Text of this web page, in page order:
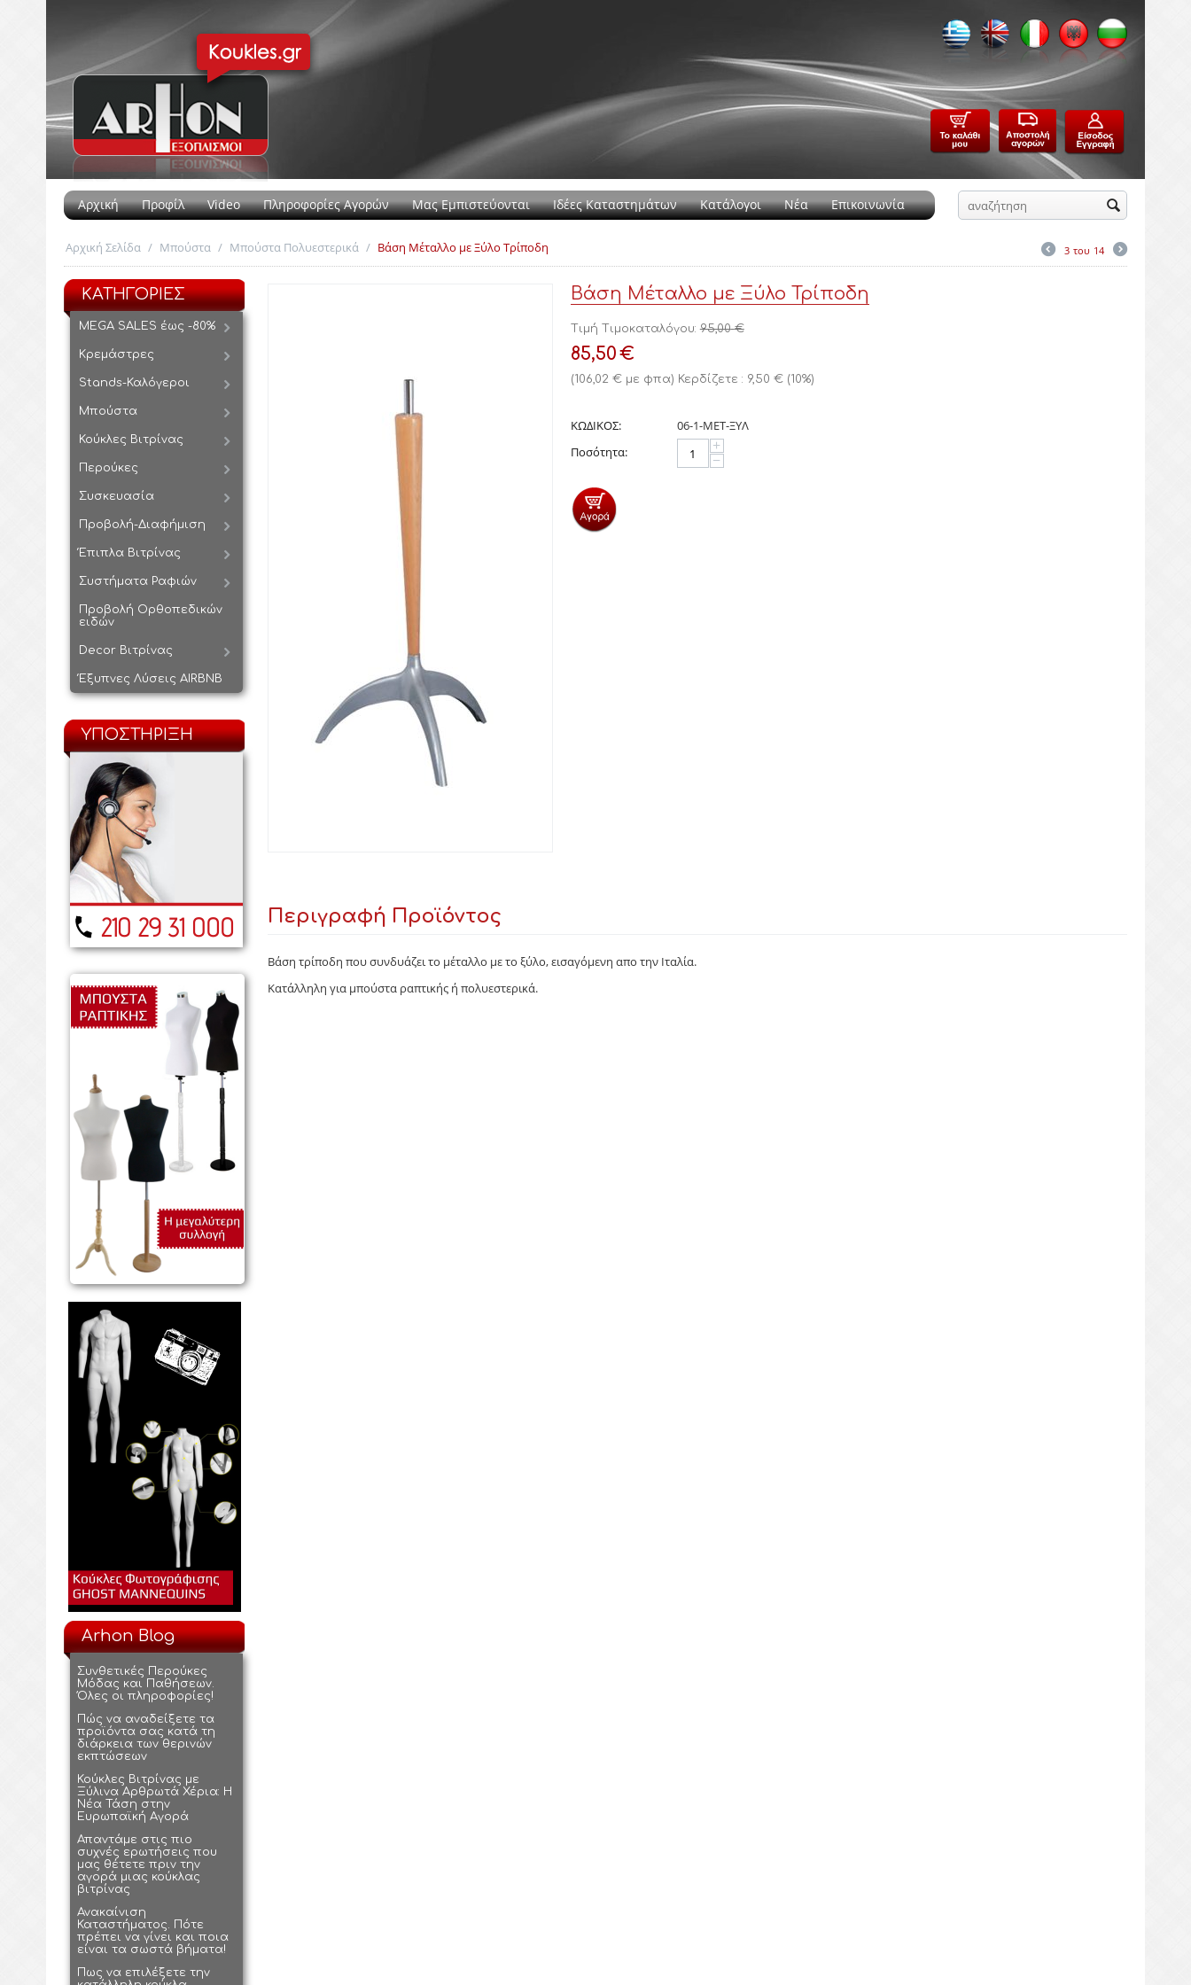
Αρχική Προφίλ Video Πληροφορίες Αγορών Μας Εμπιστεύονται Ιδέες Καταστημάτων Κατάλογοι Νέα Επικοινωνία
Αρχική Σελίδα / Μπούστα / Μπούστα Πολυεστερικά / Βάση Μέταλλο με Ξύλο Τρίποδη 3 του 14
ΚΑΤΗΓΟΡΙΕΣ
MEGA SALES έως -80%
Κρεμάστρες
Stands-Καλόγεροι
Μπούστα
Κούκλες Βιτρίνας
Περούκες
Συσκευασία
Προβολή-Διαφήμιση
Έπιπλα Βιτρίνας
Συστήματα Ραφιών
Προβολή Ορθοπεδικών
ειδών
Decor Βιτρίνας
Έξυπνες Λύσεις AIRBNB
ΥΠΟΣΤΗΡΙΞΗ
Arhon Blog
Συνθετικές Περούκες
Μόδας και Παθήσεων.
Όλες οι πληροφορίες!
Πώς να αναδείξετε τα
προϊόντα σας κατά τη
διάρκεια των θερινών
εκπτώσεων
Κούκλες Βιτρίνας με
Ξύλινα Αρθρωτά Χέρια: Η
Νέα Τάση στην
Ευρωπαϊκή Αγορά
Απαντάμε στις πιο
συχνές ερωτήσεις που
μας θέτετε πριν την
αγορά μιας κούκλας
βιτρίνας
Ανακαίνιση
Καταστήματος. Πότε
πρέπει να γίνει και ποια
είναι τα σωστά βήματα!
Πως να επιλέξετε την
Βάση Μέταλλο με Ξύλο Τρίποδη
Τιμή Τιμοκαταλόγου: 95,00 €
85,50€
(106,02 €με φπα) Κερδίζετε : 9,50 €(10%)
ΚΩΔΙΚΟΣ:
06-1-ΜΕΤ-ΞΥΛ
Ποσότητα:
+
−
Περιγραφή Προϊόντος
Βάση τρίποδη που συνδυάζει το μέταλλο με το ξύλο, εισαγόμενη απο την Ιταλία.
Κατάλληλη για μπούστα ραπτικής ή πολυεστερικά.